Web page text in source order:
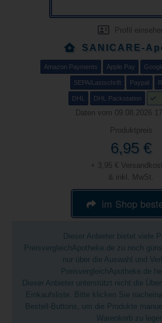
Profil
SANICARE-
Amazon Payments Apple Pay
SEPA/Lastschrift Paypal
DHL DHL Packstation
Daten vom 09.08.2026
Produktpreis
6,95 €
+ 3,95 €
& inkl. MwSt.
im Shop
Dieser Anbieter bietet viele
PreisvergleichApotheke.de zu noch
nur über die Auswahl und
PreisvergleichApotheke.de
Dieser Anbieter unterstützt nicht die
Einkaufsliste. Bitte klicken Sie
Bestell-Buttons, um die Produkte
Warenkorb zu